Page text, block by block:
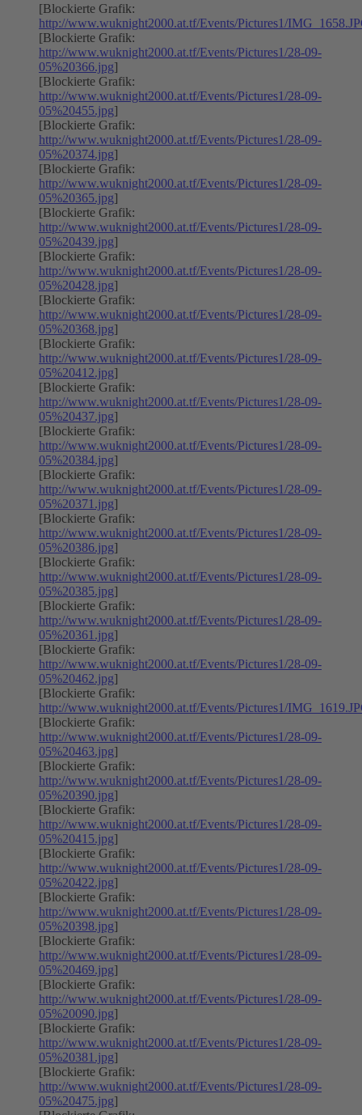
[Blockierte Grafik:
http://www.wuknight2000.at.tf/Events/Pictures1/
[Blockierte Grafik:
http://www.wuknight2000.at.tf/Events/Pictures1/28-09-
05%20366.jpg]
[Blockierte Grafik:
http://www.wuknight2000.at.tf/Events/Pictures1/28-09-
05%20455.jpg]
[Blockierte Grafik:
http://www.wuknight2000.at.tf/Events/Pictures1/28-09-
05%20374.jpg]
[Blockierte Grafik:
http://www.wuknight2000.at.tf/Events/Pictures1/28-09-
05%20365.jpg]
[Blockierte Grafik:
http://www.wuknight2000.at.tf/Events/Pictures1/28-09-
05%20439.jpg]
[Blockierte Grafik:
http://www.wuknight2000.at.tf/Events/Pictures1/28-09-
05%20428.jpg]
[Blockierte Grafik:
http://www.wuknight2000.at.tf/Events/Pictures1/28-09-
05%20368.jpg]
[Blockierte Grafik:
http://www.wuknight2000.at.tf/Events/Pictures1/28-09-
05%20412.jpg]
[Blockierte Grafik:
http://www.wuknight2000.at.tf/Events/Pictures1/28-09-
05%20437.jpg]
[Blockierte Grafik:
http://www.wuknight2000.at.tf/Events/Pictures1/28-09-
05%20384.jpg]
[Blockierte Grafik:
http://www.wuknight2000.at.tf/Events/Pictures1/28-09-
05%20371.jpg]
[Blockierte Grafik:
http://www.wuknight2000.at.tf/Events/Pictures1/28-09-
05%20386.jpg]
[Blockierte Grafik:
http://www.wuknight2000.at.tf/Events/Pictures1/28-09-
05%20385.jpg]
[Blockierte Grafik:
http://www.wuknight2000.at.tf/Events/Pictures1/28-09-
05%20361.jpg]
[Blockierte Grafik:
http://www.wuknight2000.at.tf/Events/Pictures1/28-09-
05%20462.jpg]
[Blockierte Grafik:
http://www.wuknight2000.at.tf/Events/Pictures1/
[Blockierte Grafik:
http://www.wuknight2000.at.tf/Events/Pictures1/28-09-
05%20463.jpg]
[Blockierte Grafik:
http://www.wuknight2000.at.tf/Events/Pictures1/28-09-
05%20390.jpg]
[Blockierte Grafik:
http://www.wuknight2000.at.tf/Events/Pictures1/28-09-
05%20415.jpg]
[Blockierte Grafik:
http://www.wuknight2000.at.tf/Events/Pictures1/28-09-
05%20422.jpg]
[Blockierte Grafik:
http://www.wuknight2000.at.tf/Events/Pictures1/28-09-
05%20398.jpg]
[Blockierte Grafik:
http://www.wuknight2000.at.tf/Events/Pictures1/28-09-
05%20469.jpg]
[Blockierte Grafik:
http://www.wuknight2000.at.tf/Events/Pictures1/28-09-
05%20090.jpg]
[Blockierte Grafik:
http://www.wuknight2000.at.tf/Events/Pictures1/28-09-
05%20381.jpg]
[Blockierte Grafik:
http://www.wuknight2000.at.tf/Events/Pictures1/28-09-
05%20475.jpg]